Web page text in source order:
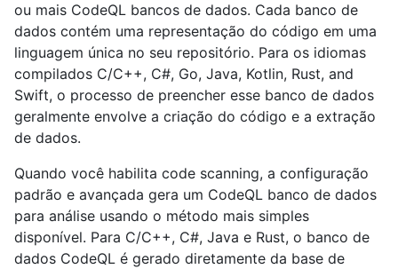
ou mais CodeQL bancos de dados. Cada banco de
dados contém uma representação do código em uma
linguagem única no seu repositório. Para os idiomas
compilados C/C++, C#, Go, Java, Kotlin, Rust, and
Swift, o processo de preencher esse banco de dados
geralmente envolve a criação do código e a extração
de dados.
Quando você habilita code scanning, a configuração
padrão e avançada gera um CodeQL banco de dados
para análise usando o método mais simples
disponível. Para C/C++, C#, Java e Rust, o banco de
dados CodeQL é gerado diretamente da base de